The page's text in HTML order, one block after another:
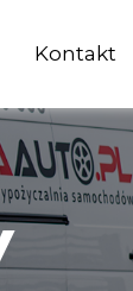
Kontakt